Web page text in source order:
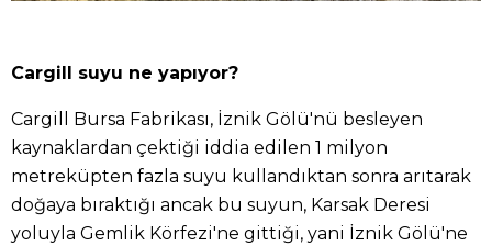
Cargill suyu ne yapıyor?
Cargill Bursa Fabrikası, İznik Gölü'nü besleyen
kaynaklardan çektiği iddia edilen 1 milyon
metreküpten fazla suyu kullandıktan sonra arıtarak
doğaya bıraktığı ancak bu suyun, Karsak Deresi
yoluyla Gemlik Körfezi'ne gittiği, yani İznik Gölü'ne